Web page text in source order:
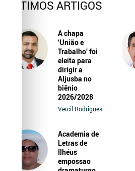
ÚLTIMOS ARTIGOS
A chapa
‘União e
Trabalho’ foi
eleita para
dirigir a
Aljusba no
biênio
2026/2028
Vercil Rodrigues
Academia de
Letras de
Ilhéus
empossao